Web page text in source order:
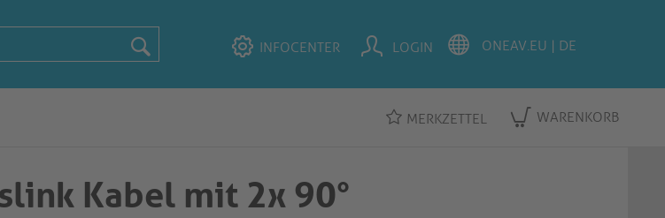
INFOCENTER LOGIN
MERKZETTEL WARENKORB
Kabel mit 2x 90°